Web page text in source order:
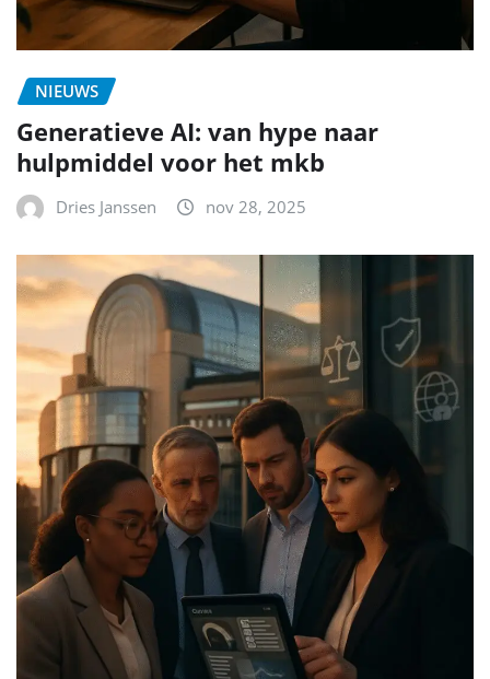
NIEUWS
Generatieve AI: van hype naar
hulpmiddel voor het mkb
Dries Janssen nov 28, 2025